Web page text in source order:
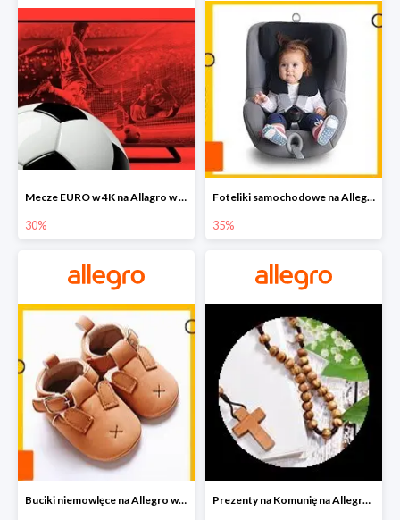
Mecze EURO w 4K na Allagro w super cenach
30%
Foteliki samochodowe na Allegro w super cenach
35%
Buciki niemowlęce na Allegro w super cenach Prezenty na Komunię na Allegro do -30%